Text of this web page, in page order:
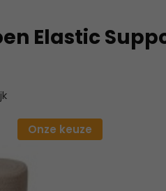
Elastic
Onze keuze